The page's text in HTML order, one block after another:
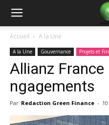
Green
Finance
Accueil A la Une
A la Une Gouvernance Projets et
Allianz
ngagements
Par Redaction Green Finance -